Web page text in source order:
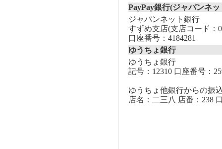
PayPay銀行(ジャパンネ
ジャパンネット銀行
すずめ支店(支店コード：
口座番号：4184281
ゆうちょ銀行
ゆうちょ銀行
記号：12310 口座番号：
ゆうちょ他銀行からの振
店名：二三八 店番：238